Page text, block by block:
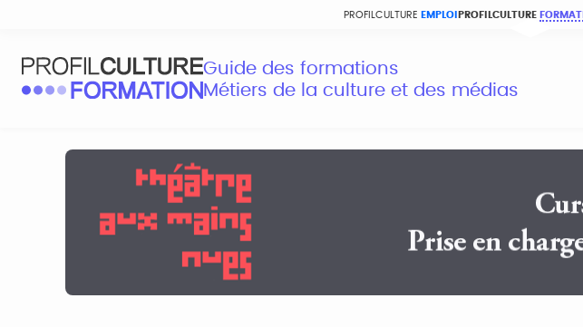
PROFILCULTURE EMPLOI PROFILCULTURE
Guide des formations
Métiers de la culture et des médias